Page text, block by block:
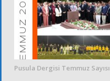
Pusula Dergisi Temmuz Sayısı